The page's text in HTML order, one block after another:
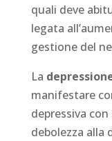
quali deve
legata
gestione del
La
manifestare
depressiva
debolezza alla